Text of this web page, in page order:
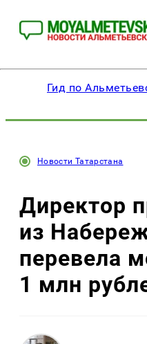
Гид по
Новости Татарстана
Директор
из
перевела
1 млн